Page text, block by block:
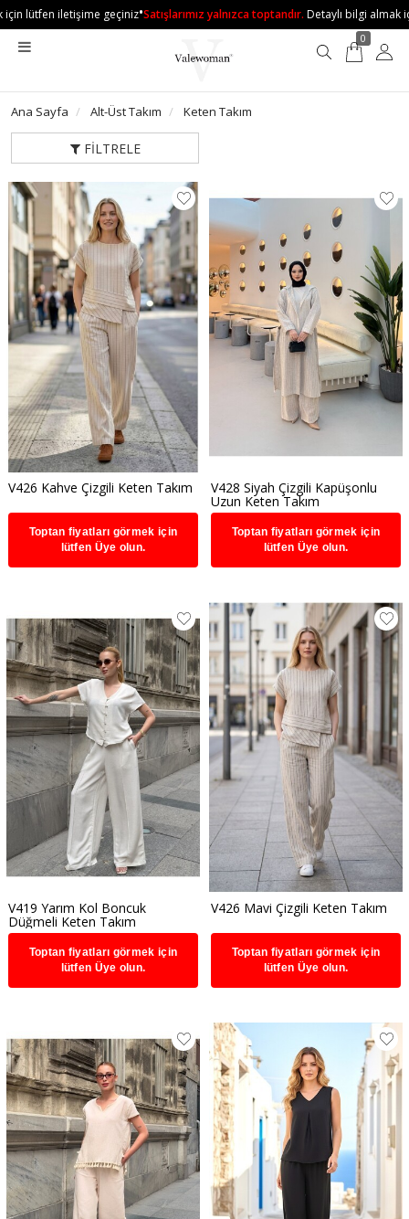
iletişime geçiniz•Satışlarımız yalnızca toptandır.Detaylı bilgi almak için
0
Ana Sayfa Alt-Üst Takım Keten Takım
FILTRELE
V426 Kahve Çizgili Keten Takım
Toptan fiyatları görmek için
lütfen Üye olun.
V428 Siyah Çizgili Kapüşonlu
Uzun Keten Takım
Toptan fiyatları görmek için
lütfen Üye olun.
V419 Yarım Kol Boncuk
Düğmeli Keten Takım
Toptan fiyatları görmek için
lütfen Üye olun.
V426 Mavi Çizgili Keten Takım
Toptan fiyatları görmek için
lütfen Üye olun.